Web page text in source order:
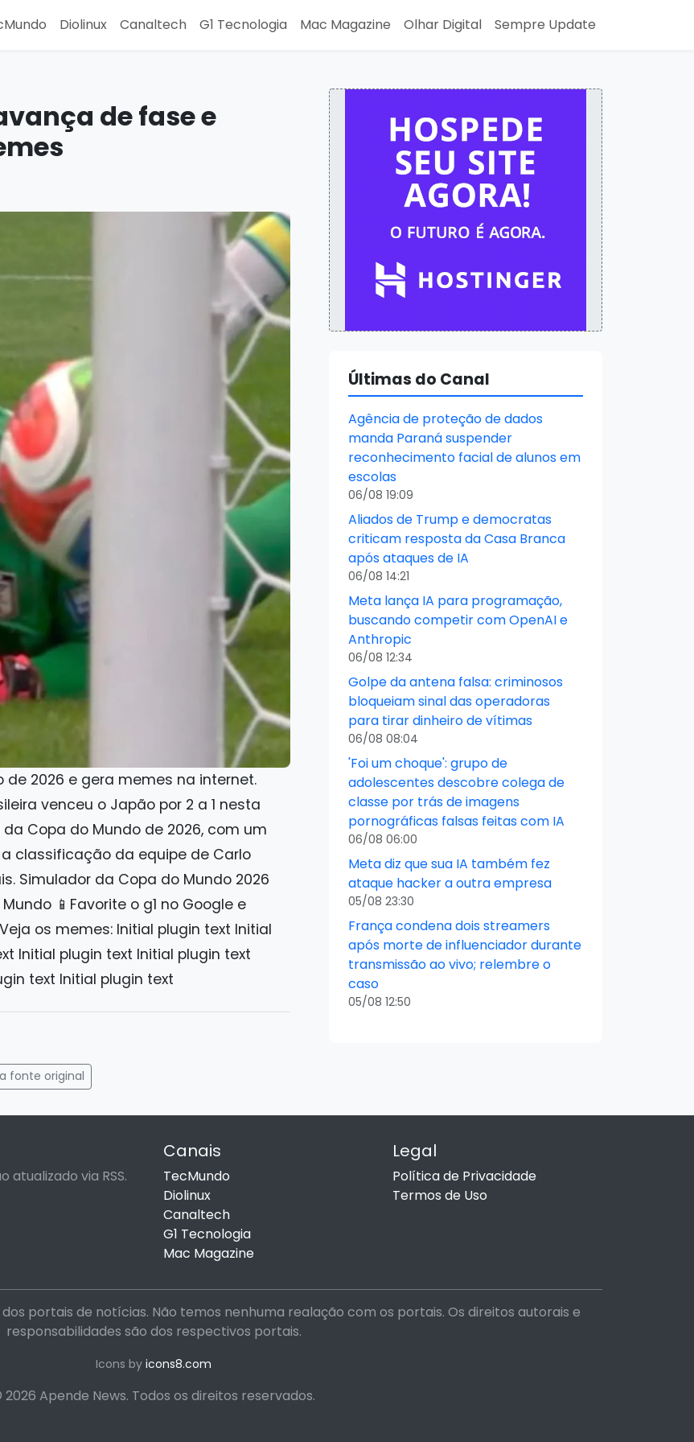
Diolinux Canaltech G1 Tecnologia Mac Magazine Olhar Digital Sempre Update
de fase e
de 2026 e gera memes na internet.
venceu o Japão por 2 a 1 nesta
Copa do Mundo de 2026, com um
classificação da equipe de Carlo
Simulador da Copa do Mundo 2026
📱Favorite o g1 no Google e
os memes: Initial plugin text Initial
Initial plugin text Initial plugin text
text Initial plugin text
fonte original
Últimas do Canal
Agência de proteção de dados
manda Paraná suspender
reconhecimento facial de alunos em
escolas
06/08 19:09
Aliados de Trump e democratas
criticam resposta da Casa Branca
após ataques de IA
06/08 14:21
Meta lança IA para programação,
buscando competir com OpenAI e
Anthropic
06/08 12:34
Golpe da antena falsa: criminosos
bloqueiam sinal das operadoras
para tirar dinheiro de vítimas
06/08 08:04
'Foi um choque': grupo de
adolescentes descobre colega de
classe por trás de imagens
pornográficas falsas feitas com IA
06/08 06:00
Meta diz que sua IA também fez
ataque hacker a outra empresa
05/08 23:30
França condena dois streamers
após morte de influenciador durante
transmissão ao vivo; relembre o
caso
05/08 12:50
via RSS.
Canais
TecMundo
Diolinux
Canaltech
G1 Tecnologia
Mac Magazine
Legal
Política de Privacidade
Termos de Uso
portais de notícias. Não temos nenhuma realação com os portais. Os direitos autorais e
responsabilidades são dos respectivos portais.
Icons by icons8.com
2026 Apende News. Todos os direitos reservados.